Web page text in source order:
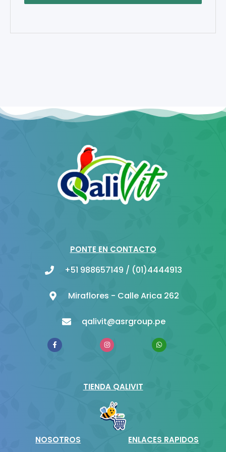
PONTE EN CONTACTO
+51 988657149 / (01)4444913
Miraflores - Calle Arica 262
qalivit@asrgroup.pe
F
a
c
I
n
s
a
m
W
h
a
TIENDA QALIVIT
NOSOTROS ENLACES RAPIDOS